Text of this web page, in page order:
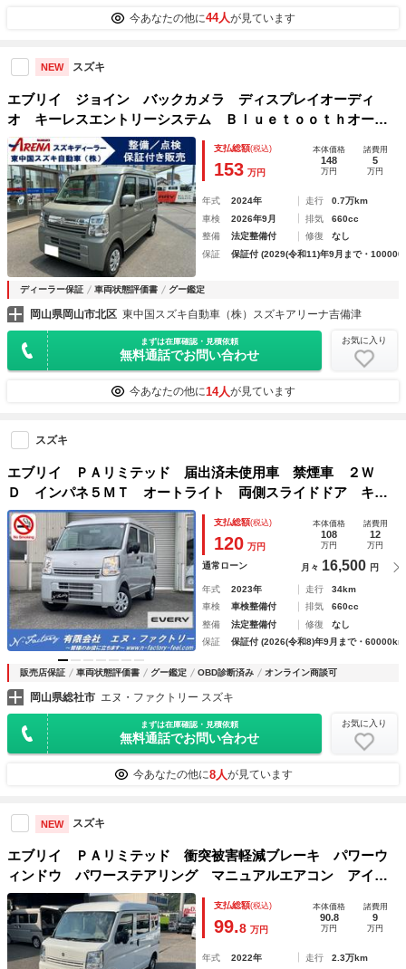
今あなたの他に44人が見ています
NEW スズキ
エブリイ ジョイン バックカメラ ディスプレイオーディ
オ キーレスエントリーシステム Ｂｌｕｅｔｏｏｔｈオーデ
ィオ 両席エアバック ソナー ＵＳＢ 横滑防止装置 衝突
安全ボディ 禁煙車 オートライト 衝突被害軽減Ｓ
支払総額(税込)
153 万円
本体価格
148
万円
諸費用
5
万円
年式 2024年 走行
0.7万km
車検
2026年9月 排気
660cc
整備
法定整備付 修復
なし
保証
保証付 (2029(令和11)年9月まで・
ディーラー保証 車両状態評価書 グー鑑定
岡山県岡山市北区 東中国スズキ自動車（株）スズキアリーナ吉備津
まずは在庫確認・見積依頼
無料通話でお問い合わせ
お気に入り
今あなたの他に14人が見ています
スズキ
エブリイ ＰＡリミテッド 届出済未使用車 禁煙車 ２Ｗ
Ｄ インパネ５ＭＴ オートライト 両側スライドドア キー
レスキー シルバーメタリック
支払総額(税込)
120 万円
本体価格
108
万円
諸費用
12
万円
通常ローン 月々 16,500 円
年式 2023年 走行
34km
車検
車検整備付 排気
660cc
整備
法定整備付 修復
なし
保証
保証付 (2026(令和8)年9月まで・
販売店保証 車両状態評価書 グー鑑定 OBD診断済み オンライン商談可
岡山県総社市 エヌ・ファクトリー スズキ
まずは在庫確認・見積依頼
無料通話でお問い合わせ
お気に入り
今あなたの他に8人が見ています
NEW スズキ
エブリイ ＰＡリミテッド 衝突被害軽減ブレーキ パワーウ
ィンドウ パワーステアリング マニュアルエアコン アイド
リングストップ オートライト ＥＴＣ ドライブレコーダ
ー 両側スライドドア
支払総額(税込)
99.8 万円
本体価格
90.8
万円
諸費用
9
万円
年式 2022年 走行
2.3万km